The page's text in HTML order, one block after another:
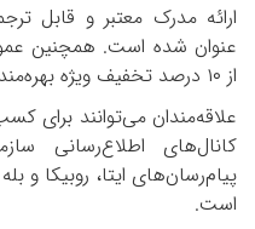
ارائه مدرک معتبر و قابل
عنوان شده است. همچنین
از ۱۰ درصد تخفیف ویژه بهره‌مند خواهند شد.
علاقه‌مندان می‌توانند برای
کانال‌های اطلاع‌رسانی
پیام‌رسان‌های ایتا، روبیکا و
است.